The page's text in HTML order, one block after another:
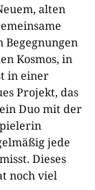
alten
Begegnungen
Kosmos, in
in einer
Projekt, das
Duo mit der
jede
Dieses
noch viel